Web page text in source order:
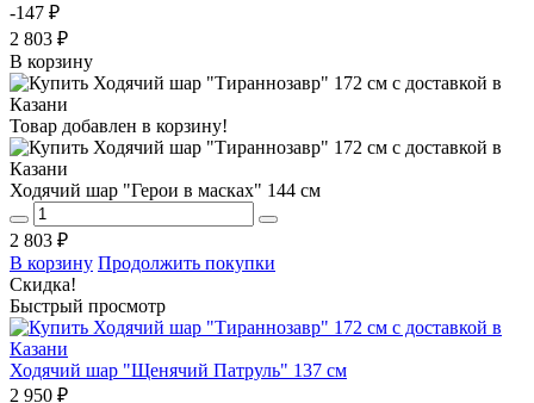
-147 ₽
2 803 ₽
В корзину
Товар добавлен в корзину!
Ходячий шар "Герои в масках" 144 см
2 803 ₽
В корзину Продолжить покупки
Скидка!
Быстрый просмотр
Ходячий шар "Щенячий Патруль" 137 см
2 950 ₽